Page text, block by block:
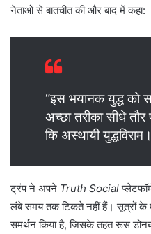
नेताओं से बातचीत की और बाद में कहा:
“इस भयानक युद्ध को
अच्छा तरीका सीधे
कि अस्थायी
ट्रंप ने अपने Truth Social
लंबे समय तक टिकते नहीं हैं। सूत्रों के
समर्थन किया है, जिसके तहत रूस